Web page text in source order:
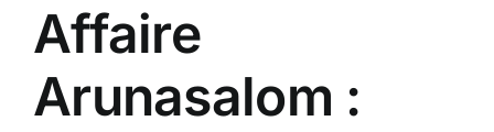
Affaire
Arunasalom :